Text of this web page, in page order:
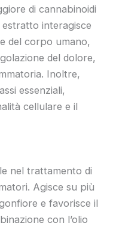
di cannabinoidi
interagisce
del corpo umano,
del dolore,
Inoltre,
essenziali,
cellulare e il
nel trattamento di
Agisce su più
e favorisce il
con l’olio